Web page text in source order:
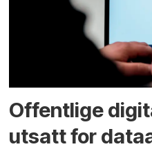
Offentlige
utsatt for